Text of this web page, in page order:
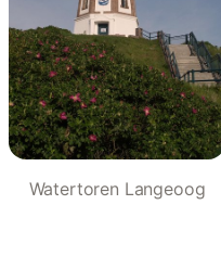
Watertoren Langeoog